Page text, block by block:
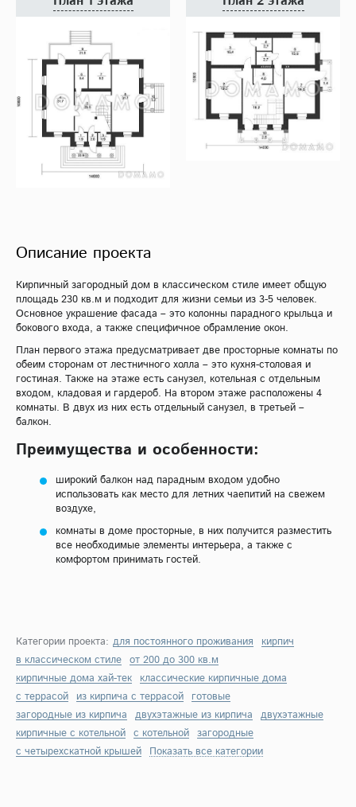
Описание проекта
Кирпичный загородный дом в классическом стиле имеет общую
площадь 230 кв.м и подходит для жизни семьи из 3-5 человек.
Основное украшение фасада – это колонны парадного крыльца и
бокового входа, а также специфичное обрамление окон.
План первого этажа предусматривает две просторные комнаты по
обеим сторонам от лестничного холла – это кухня-столовая и
гостиная. Также на этаже есть санузел, котельная с отдельным
входом, кладовая и гардероб. На втором этаже расположены 4
комнаты. В двух из них есть отдельный санузел, в третьей –
балкон.
Преимущества и особенности:
широкий балкон над парадным входом удобно
использовать как место для летних чаепитий на свежем
воздухе,
комнаты в доме просторные, в них получится разместить
все необходимые элементы интерьера, а также с
комфортом принимать гостей.
Категории проекта: для постоянного проживания
кирпич
в классическом стиле от 200 до 300 кв.м
кирпичные дома хай-тек классические кирпичные дома
с террасой из кирпича с террасой готовые
загородные из кирпича двухэтажные из кирпича двухэтажные
кирпичные с котельной с котельной загородные
с четырехскатной крышей Показать все категории